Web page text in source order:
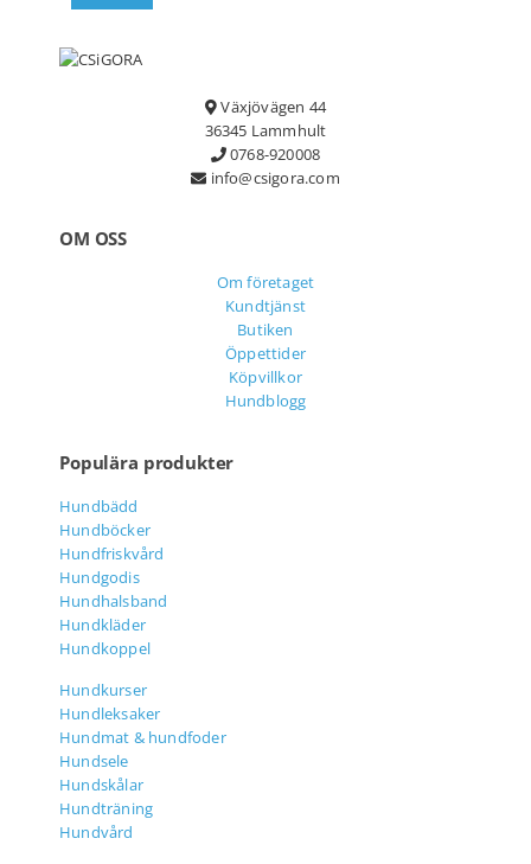
Växjövägen 44
36345 Lammhult
0768-920008
info@csigora.com
OM OSS
Om företaget
Kundtjänst
Butiken
Öppettider
Köpvillkor
Hundblogg
Populära produkter
Hundbädd
Hundböcker
Hundfriskvård
Hundgodis
Hundhalsband
Hundkläder
Hundkoppel
Hundkurser
Hundleksaker
Hundmat & hundfoder
Hundsele
Hundskålar
Hundträning
Hundvård